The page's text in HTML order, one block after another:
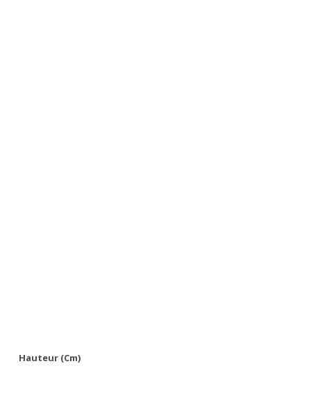
Hauteur (cm)